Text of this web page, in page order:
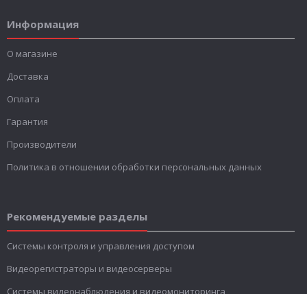
Информация
О магазине
Доставка
Оплата
Гарантия
Производители
Политика в отношении обработки персональных данных
Рекомендуемые разделы
Системы контроля и управления доступом
Видеорегистраторы и видеосерверы
Системы видеонаблюдения и видеомониторинга